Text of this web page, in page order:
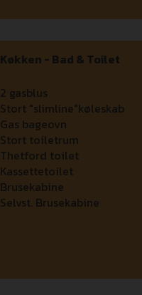
Køkken - Bad & Toilet
2 gasblus
Stort "slimline"køleskab
Gas bageovn
Stort toiletrum
Thetford toilet
Kassettetoilet
Brusekabine
Selvst. Brusekabine